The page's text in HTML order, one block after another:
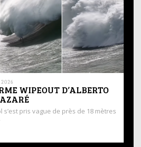
WIPEOUT D’ALBERTO
pris vague de près de 18 mètres